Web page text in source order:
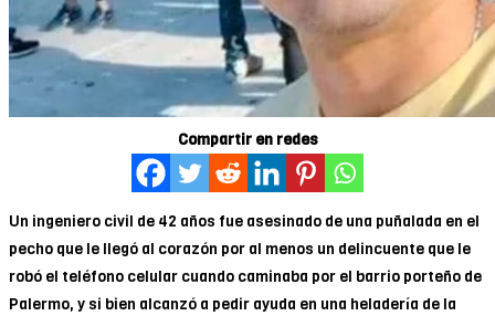
Compartir en redes
Un ingeniero civil de 42 años fue asesinado de una puñalada en el
pecho que le llegó al corazón por al menos un delincuente que le
robó el teléfono celular cuando caminaba por el barrio porteño de
Palermo, y si bien alcanzó a pedir ayuda en una heladería de la